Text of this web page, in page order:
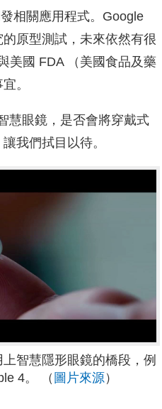
相關應用程式。Google
原型測試，未來依然有很
美國 FDA
（美國食品及藥
。
慧眼鏡，是否會將穿戴式
我們拭目以待。
智慧隱形眼鏡的橋段，例
4。 （ 圖片來源）